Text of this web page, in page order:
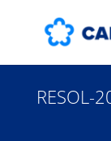
RESOL-